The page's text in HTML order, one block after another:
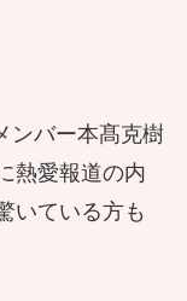
ンバー本髙克樹
熱愛報道の内
いている方も